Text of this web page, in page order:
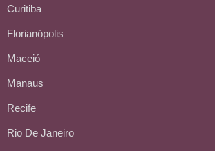
Curitiba
Florianópolis
Maceió
Manaus
Recife
Rio De Janeiro